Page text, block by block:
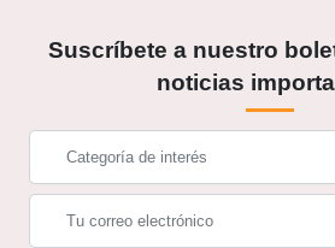
Suscríbete a nuestro
noticias